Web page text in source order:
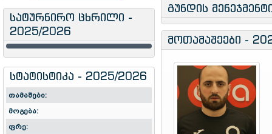
სატურნირო ცხრილი -
2025/2026
სტატისტიკა - 2025/2026
თამაშები:
მოგება:
ფრე:
გუნდის
მოთამაშეები -